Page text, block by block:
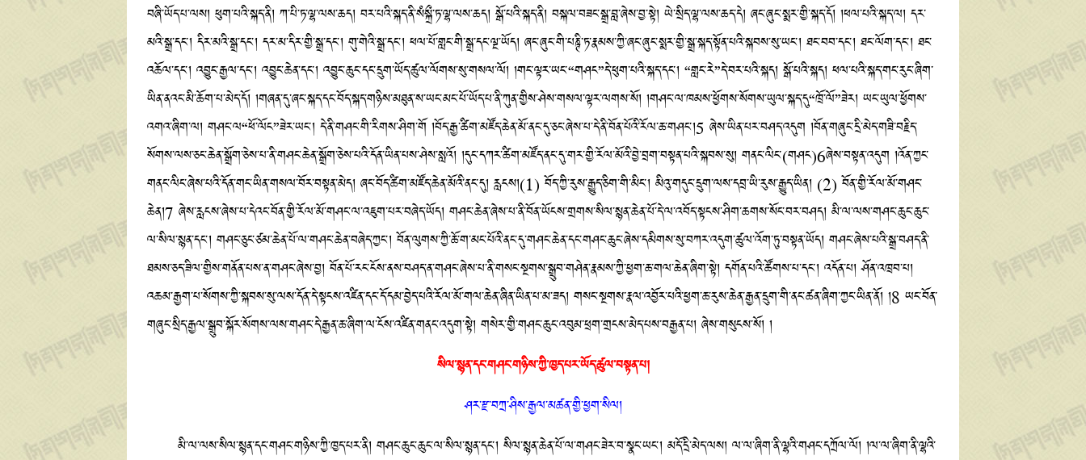
བཞི་ཡོད་པ་ལས། ཕུག་པའི་སྐད་ནི། ཀ་པི་ཏ་ལྷ་ལས་ཆད། བར་པའི་སྐད་ནི་སཾསྐྲྀ་ཏ་ལྷ་ལས་ཆད། སྒོ་པའི་སྐད་ནི། བསྐལ་བཟང་སྒྲ་བླ་ཞེས་བྱ་སྟེ། ཡེ་སྲིད་ལྷ་ལས་ཆད་དེ། ཞང་ཞུང་སྨར་གྱི་སྐད་དོ། །ཕལ་པའི་སྐད་ལ། དར་
མའི་སྒྲ་དང་། དིར་མའི་སྒྲ་དང་། དར་མ་དིར་གྱི་སྒྲ་དང་། གུ་གེའི་སྒྲ་དང་། ཕལ་པོ་གླང་གི་སྒྲ་དང་ལྔ་ཡོད། ཞང་ཞུང་གི་པཎྚི་ཏ་རྣམས་ཀྱི་ཞང་ཞུང་སྨར་གྱི་སྒྲ་སྐད་སྟོན་པའི་སྐབས་སུ་ཡང་། ཐང་བབ་དང་། ཐང་ལོག་དང་། ཐང་
འཆོལ་དང་། འབྱུང་རྒྱལ་དང་། འབྱུང་ཆེན་དང་། འབྱུང་ཆུང་དང་དྲུག་ཡོད་ཚུལ་ལོགས་སུ་གསལ་ལོ། །གང་ལྟར་ཡང་“གཤང”དེ་ཕུག་པའི་སྐད་དང་། “གླང་རེ”དེ་བར་པའི་སྐད། སྒོ་པའི་སྐད། ཕལ་པའི་སྐད་གང་རུང་ཞིག་
ཡིན་ནའང་མི་ཆོག་པ་མེད་དོ། །གཞན་དུ་ཞང་སྐད་དང་བོད་སྐད་གཉིས་མཐུན་ས་ཡང་མང་པོ་ཡོད་པ་ནི་ཀུན་གྱིས་ཤེས་གསལ་ལྟར་ལགས་སོ། །གཤང་ལ་ཁམས་ཕྱོགས་སོགས་ཡུལ་སྐད་དུ“ཁྲོ་ལོ”ཟེར། ཡང་ཡུལ་ཕྱོགས་
འགའ་ཞིག་ལ། གཤང་ལ“ཕོ་ལོང”ཟེར་ཡང་། དེ་ནི་གཤང་གི་རིགས་ཤིག་གོ །བོད་རྒྱ་ཚིག་མཛོད་ཆེན་མོ་ནང་དུ་ཅང་ཞེས་པ་དེ་ནི་བོན་པོའི་རོལ་ཆ་གཤང་།5 ཞེས་ཡིན་པར་བཤད་འདུག །བོན་གཞུང་དྲི་མེད་གཟི་བརྗིད་
སོགས་ལས་ཅང་ཆེན་སྒྲོག་ཅེས་པ་ནི་གཤང་ཆེན་སྒྲོག་ཅེས་པའི་དོན་ཡིན་པས་ཤེས་སླའོ། །དུང་དཀར་ཚིག་མཛོད་ནང་དུ་གར་གྱི་རོལ་མོའི་བྱེ་བྲག་བསྟན་པའི་སྐབས་སུ། གནང་ལིང་(གཤང)6ཞེས་བསྟན་འདུག །འོན་ཀྱང་
གནང་ལིང་ཞེས་པའི་དོན་གང་ཡིན་གསལ་བོར་བསྟན་མེད། ཞང་བོད་ཚིག་མཛོད་ཆེན་མོའི་ནང་དུ། རླངས།(1) བོད་ཀྱི་རུས་རྒྱུད་ཅིག་གི་མིང་། མིའུ་གདུང་དྲུག་ལས་དབྲ་ཡི་རུས་རྒྱུད་ཡིན། (2) བོན་གྱི་རོལ་མོ་གཤང་
ཆེན།7 ཞེས་རླངས་ཞེས་པ་དེའང་བོན་གྱི་རོལ་མོ་གཤང་ལ་འཇུག་པར་བཞེད་ཡོད། གཤང་ཆེན་ཞེས་པ་ནི་བོན་ཡོངས་གྲགས་སིལ་སྙན་ཆེན་པོ་དེ་ལ་འབོད་སྟངས་ཤིག་ཆགས་སོང་བར་བཤད། མི་ལ་ལས་གཤང་ཆུང་ཆུང་
ལ་སིལ་སྙན་དང་། གཤང་ཅུང་ཙམ་ཆེན་པོ་ལ་གཤང་ཆེན་བཞེད་ཀྱང་། བོན་ལུགས་ཀྱི་ཆོ་ག་མང་པོའི་ནང་དུ་གཤང་ཆེན་དང་གཤང་ཆུང་ཞེས་དམིགས་སུ་བཀར་འདུག་ཚུལ་འོག་ཏུ་བསྟན་ཡོད། གཤང་ཞེས་པའི་སྒྲ་བཤད་ནི་
ཐམས་ཅད་ཟིལ་གྱིས་གནོན་པས་ན་གཤང་ཞེས་བྱ། བོན་པོ་རང་ངོས་ནས་བཤད་ན་གཤང་ཞེས་པ་ནི་གསང་སྔགས་སྒྲུབ་གཤེན་རྣམས་ཀྱི་ཕྱག་ཆ་གལ་ཆེན་ཞིག་སྟེ། དགོན་པའི་ཚོགས་པ་དང་། འདོན་པ། ཤོན་འཁྲབ་པ།
འཆམ་རྒྱག་པ་སོགས་ཀྱི་སྐབས་སུ་ལས་དོན་དེ་སྟངས་འཛིན་དང་དོ་དམ་བྱེད་པའི་རོལ་མོ་གལ་ཆེན་ཞིན་ཡིན་པ་མ་ཟད། གསང་སྔགས་རྣལ་འབྱོར་པའི་ཕྱག་ཆ་རུས་ཆེན་རྒྱན་དྲུག་གི་ནང་ཚན་ཞིག་ཀྱང་ཡིན་ནོ། །8 ཡང་བོན་
གཞུང་སྲིད་རྒྱལ་སྒྲུབ་སྐོར་སོགས་ལས་གཤང་དེ་རྒྱན་ཆ་ཞིག་ལ་ངོས་འཛིན་གནང་འདུག་སྟེ། གསེར་གྱི་གཤང་ཆུང་འབུམ་ཕྲག་གྲངས་མེད་པས་བརྒྱན་པ། ཞེས་གསུངས་སོ། །
སིལ་སྙན་དང་གཤང་གཉིས་ཀྱི་ཁྱད་པར་ཡོད་ཚུལ་བསྟན་པ།
ཤར་རྫ་བཀྲ་ཤིས་རྒྱལ་མཚན་གྱི་ཕྱག་སིལ།
མི་ལ་ལས་སིལ་སྙན་དང་གཤང་གཉིས་ཀྱི་ཁྱད་པར་ནི། གཤང་ཆུང་ཆུང་ལ་སིལ་སྙན་དང་། སིལ་སྙན་ཆེན་པོ་ལ་གཤང་ཟེར་བ་སྣང་ཡང་། མདོ་དྲི་མེད་ལས། ལ་ལ་ཞིག་ནི་ལྷའི་གཤང་དཀྲོལ་ལོ། །ལ་ལ་ཞིག་ནི་ལྷའི་